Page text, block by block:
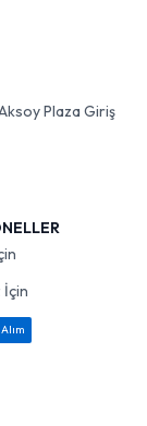
Plaza Giriş
İçin